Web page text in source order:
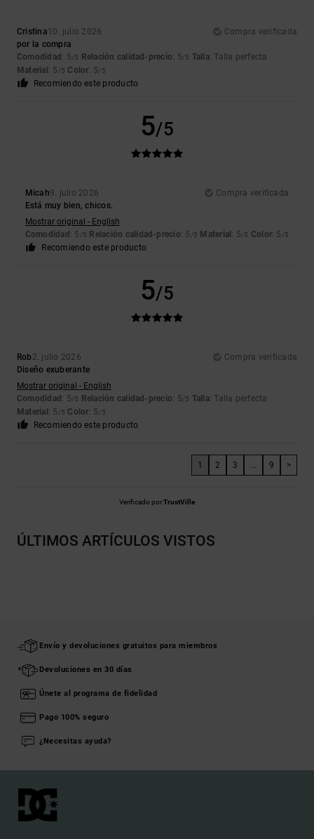
Cristina10. julio 2026
Compra verificada
por la compra
Comodidad : 5/5 Relación calidad-precio: 5/5 Talla: Talla perfecta
Material : 5 /5 Color: 5/5
Recomiendo este producto
5/5
Micah9. julio 2026
Compra verificada
Está muy bien, chicos.
Mostrar original - English
Comodidad : 5 /5 Relación calidad-precio: 5 /5 Material : 5/5 Color: 5 /5
Recomiendo este producto
5/5
Rob 2. julio 2026
Compra verificada
Diseño exuberante
Mostrar original - English
Comodidad : 5/5 Relación calidad-precio: 5/5 Talla: Talla perfecta
Material : 5 /5 Color: 5/5
Recomiendo este producto
1 2 3 ... 9 >
Verificado porTrustVille
ÚLTIMOS ARTÍCULOS VISTOS
Envío y devoluciones gratuitos para miembros
Devoluciones en 30 días
Únete al programa de fidelidad
Pago 100% seguro
¿Necesitas ayuda?